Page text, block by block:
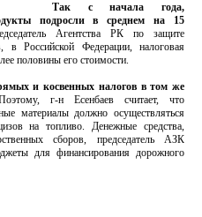
Так с начала года,
подросли в среднем на 15
Агентства РК по защите
Российской Федерации, налоговая
половины его стоимости.
и косвенных налогов в том же
г-н Есенбаев считает, что
материалы должно осуществляться
на топливо. Денежные средства,
сборов, председатель АЗК
для финансирования дорожного